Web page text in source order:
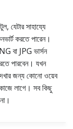
যেটার সাহায্যে
করতে পারেন।
বা JPG ভার্সন
পারবেন। যখন
জন্য কোনো ওয়েব
লাগে। সব কিছু